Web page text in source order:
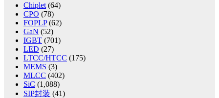
Chiplet (64)
CPO (78)
FOPLP(62)
GaN (52)
IGBT (701)
LED (27)
LTCC/HTCC (175)
MEMS (3)
MLCC (402)
SiC (1,088)
SIP封装 (41)